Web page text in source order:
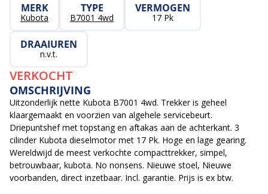
MERK
Kubota
TYPE
B7001 4wd
VERMOGEN
17 Pk
DRAAIUREN
n.v.t.
VERKOCHT
OMSCHRIJVING
Uitzonderlijk nette Kubota B7001 4wd. Trekker is geheel
klaargemaakt en voorzien van algehele servicebeurt.
Driepuntshef met topstang en aftakas aan de achterkant. 3
cilinder Kubota dieselmotor met 17 Pk. Hoge en lage gearing.
Wereldwijd de meest verkochte compacttrekker, simpel,
betrouwbaar, kubota. No nonsens. Nieuwe stoel, Nieuwe
voorbanden, direct inzetbaar. Incl. garantie. Prijs is ex btw.